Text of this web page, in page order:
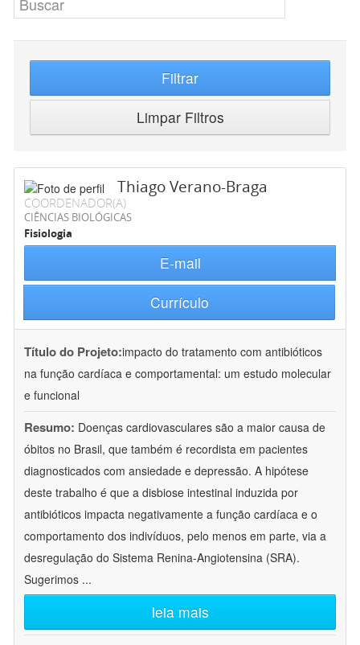
Filtrar
Limpar Filtros
Thiago Verano-Braga
COORDENADOR(A)
CIÊNCIAS BIOLÓGICAS
Fisiologia
E-mail
Currículo
Título do Projeto:impacto do tratamento com antibióticos
na função cardíaca e comportamental: um estudo molecular
e funcional
Resumo: Doenças cardiovasculares são a maior causa de
óbitos no Brasil, que também é recordista em pacientes
diagnosticados com ansiedade e depressão. A hipótese
deste trabalho é que a disbiose intestinal induzida por
antibióticos impacta negativamente a função cardíaca e o
comportamento dos indivíduos, pelo menos em parte, via a
desregulação do Sistema Renina-Angiotensina (SRA).
Sugerimos ...
leia mais